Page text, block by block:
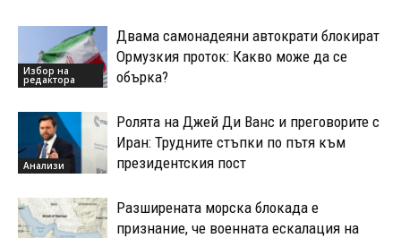
Избор на
редактора
Двама самонадеяни автократи блокират
Ормузкия проток: Какво може да се
обърка?
Анализи
Ролята на Джей Ди Ванс и преговорите с
Иран: Трудните стъпки по пътя към
президентския пост
Разширената морска блокада е
признание, че военната ескалация на